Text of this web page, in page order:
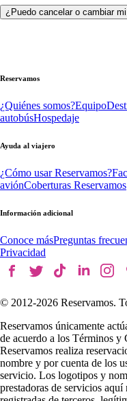
¿Puedo cancelar o cambiar
Reservamos
¿Quiénes somos?Equipo
autobúsHospedaje
Ayuda al viajero
¿Cómo usar Reservamos?
aviónCoberturas Reservamos
Información adicional
Conoce másPreguntas
Privacidad
© 2012-2026 Reservamos.
Reservamos únicamente
de acuerdo a los Términos y
Reservamos realiza
nombre y por cuenta de los
servicio. Los logotipos y
prestadoras de servicios